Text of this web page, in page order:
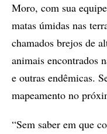
Moro, com sua
matas úmidas nas
chamados brejos de
animais encontrados
e outras endêmicas.
mapeamento no
“Sem saber em que